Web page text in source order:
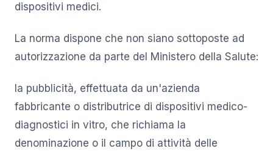
dispositivi medici.
La norma dispone che non siano sottoposte ad
autorizzazione da parte del Ministero della Salute:
la pubblicità, effettuata da un'azienda
fabbricante o distributrice di dispositivi medico-
diagnostici in vitro, che richiama la
denominazione o il campo di attività delle